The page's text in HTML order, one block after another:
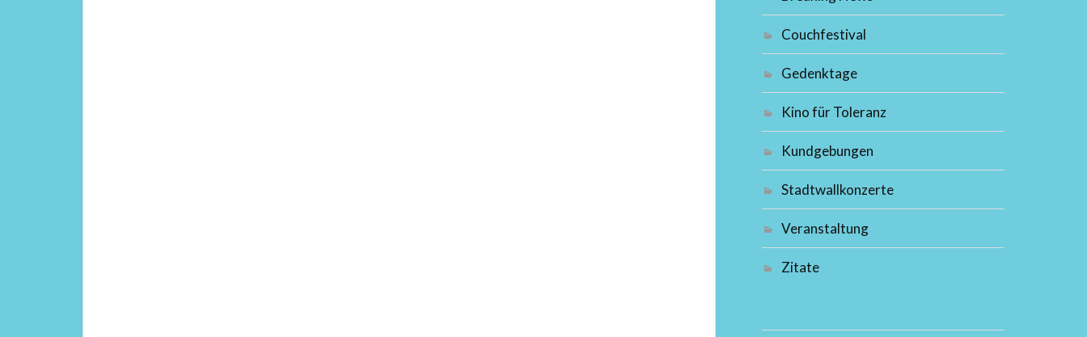
Couchfestival
Gedenktage
Kino für Toleranz
Kundgebungen
Stadtwallkonzerte
Veranstaltung
Zitate